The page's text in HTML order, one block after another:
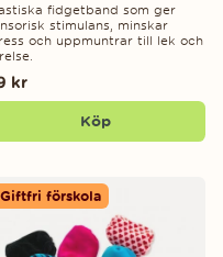
fidgetband som ger
stimulans, minskar
och uppmuntrar till lek och
kr
Köp
Giftfri förskola